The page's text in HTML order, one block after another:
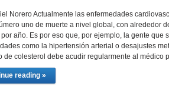
Norero Actualmente las enfermedades
uno de muerte a nivel global, con alrededor
año. Es por eso que, por ejemplo, la gente que
como la hipertensión arterial o desajustes
de colesterol debe acudir regularmente al médico
reading »